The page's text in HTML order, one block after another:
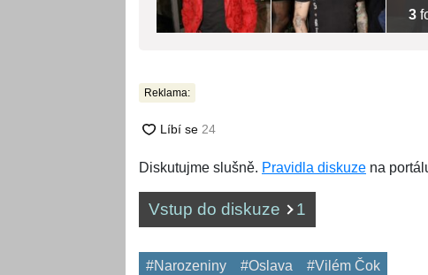
3
Reklama:
Diskutujme slušně. Pravidla diskuze na
Vstup do diskuze 1
#Narozeniny #Oslava #Vilém Čok